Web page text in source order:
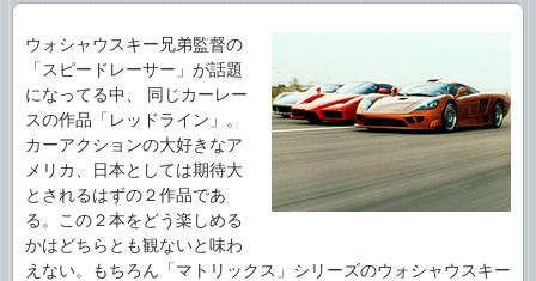
ウォシャウスキー兄弟監督の
「スピードレーサー」が話題
になってる中、 同じカーレー
スの作品「レッドライン」。
カーアクションの大好きなア
メリカ、日本としては期待大
とされるはずの２作品であ
る。この２本をどう楽しめる
かはどちらとも観ないと味わ
えない。もちろん「マトリックス」シリーズのウォシャウスキー